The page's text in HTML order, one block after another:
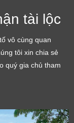
tài lộc
vô cùng quan
tôi xin chia sẻ
quý gia chủ tham